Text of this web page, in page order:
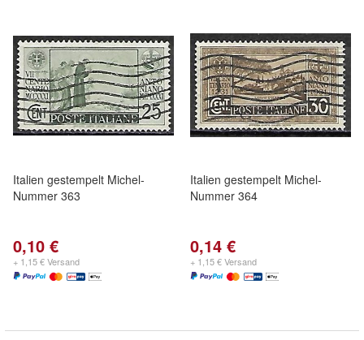
Italien gestempelt Michel-
Nummer 363
0,10 €
+ 1,15 € Versand
Italien gestempelt Michel-
Nummer 364
0,14 €
+ 1,15 € Versand